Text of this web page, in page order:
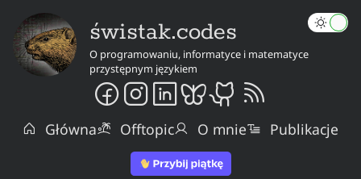
świstak.codes
O programowaniu, informatyce i matematyce
przystępnym językiem
Główna Offtopic O mnie Publikacje